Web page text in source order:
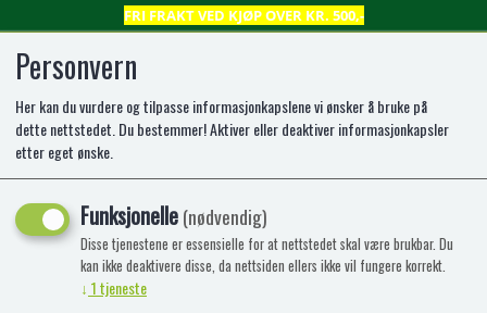
FRI FRAKT VED KJØP OVER KR. 500,-
0
JULEKLISTREMERKER 2 ARK GULL
STJERNER
Personvern
Her kan du vurdere og tilpasse informasjonkapslene vi ønsker å bruke på
dette nettstedet. Du bestemmer! Aktiver eller deaktiver informasjonkapsler
etter eget ønske.
Funksjonelle(nødvendig)
Disse tjenestene er essensielle for at nettstedet skal være brukbar. Du
kan ikke deaktivere disse, da nettsiden ellers ikke vil fungere korrekt.
↓ 1tjeneste